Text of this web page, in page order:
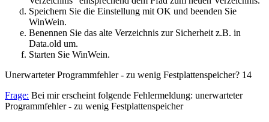
Speichern Sie die Einstellung mit OK und beenden Sie
WinWein.
Benennen Sie das alte Verzeichnis zur Sicherheit z.B. in
Data.old um.
Starten Sie WinWein.
Unerwarteter Programmfehler - zu wenig Festplattenspeicher? 14
Frage: Bei mir erscheint folgende Fehlermeldung: unerwarteter
Programmfehler - zu wenig Festplattenspeicher